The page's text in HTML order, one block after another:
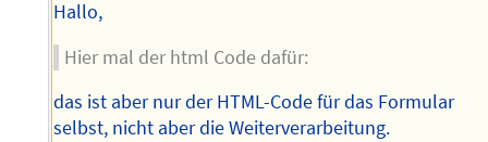
Hallo,
Hier mal der html Code dafür:
das ist aber nur der HTML-Code für das Formular
selbst, nicht aber die Weiterverarbeitung.